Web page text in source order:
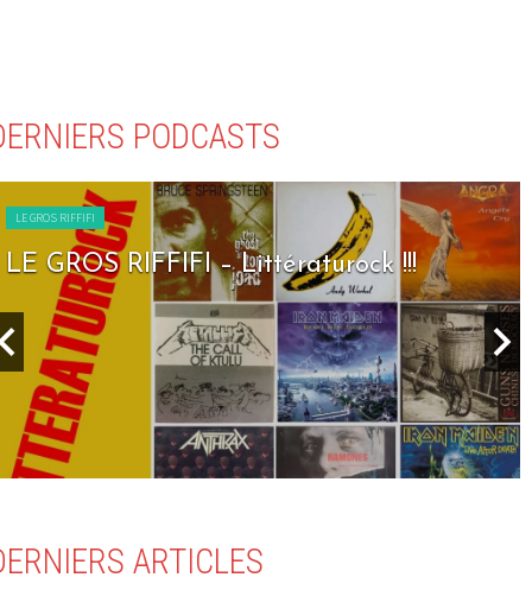
PODCASTS
LE GROS RIFFIFI
LE GROS RIFFIFI – Littératurock !!!
ARTICLES